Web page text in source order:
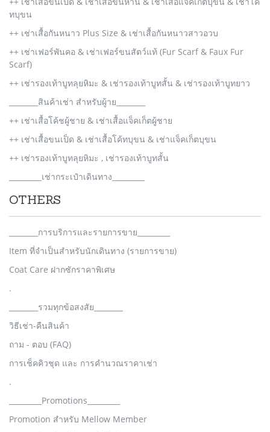
ทบุขน
++ เช่าเสื้อกันหนาว Plus Size & เช่าเสื้อกันหนาวสาวอวบ
++ เช่าเฟอร์พันคอ & เช่าเฟอร์ขนสัตว์แท้ (Fur Scarf & Faux Fur
Scarf)
++ เช่ารองเท้าบูทลุยหิมะ & เช่ารองเท้าบูทสั้น & เช่ารองเท้าบูทยาว
________สินค้าเช่า สำหรับผู้าย________
++ เช่าเสื้อโค้ชผู้ชาย & เช่าเสื้อแจ็คเก็ตผู้ชาย
++ เช่าเสื้อขนเป็ด & เช่าเสื้อโค้ทบุขน & เช่าแจ็คเก็ตบุขน
++ เช่ารองเท้าบูทลุยหิมะ , เช่ารองเท้าบูทสั้น
_________เช่ากระเป๋าเดินทาง_________
OTHERS
________การบริการและรายการขาย_________
Item ที่จำเป็นสำหรับนักเดินทาง (รายการขาย)
Coat Care ฝากซักราคาพิเศษ
.
________รวมทุกข้อสงสัย________
วิธีเช่า-คืนสินค้า
ถาม - ตอบ (FAQ)
การเช็คคิวชุด และ การคำนวณราคาเช่า
.
_________Promotions_________
Promotion สำหรับ Mellow Member